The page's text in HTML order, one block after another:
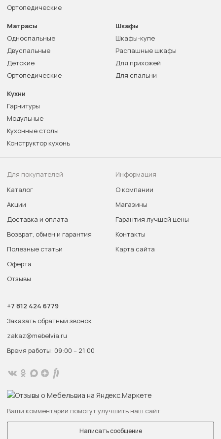
Ортопедические
Матрасы
Односпальные
Двуспальные
Детские
Ортопедические
Шкафы
Шкафы-купе
Распашные шкафы
Для прихожей
Для спальни
Кухни
Гарнитуры
Модульные
Кухонные столы
Конструктор кухонь
Для покупателей
Каталог
Акции
Доставка и оплата
Возврат, обмен и гарантия
Полезные статьи
Оферта
Отзывы
Информация
О компании
Магазины
Гарантия лучшей цены
Контакты
Карта сайта
+7 812 424 6779
Заказать обратный звонок
zakaz@mebelvia.ru
Время работы: 09:00 – 21:00
Ваши комментарии помогут улучшить наш сайт
Написать сообщение